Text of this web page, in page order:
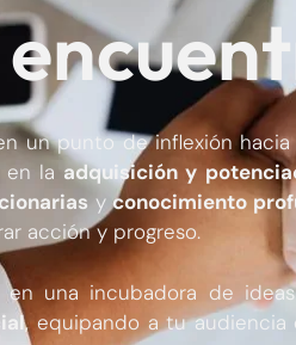
un punto de inflexión hacia
en la adquisición y
y conocimiento
acción y progreso.
en una incubadora de
, equipando a tu audiencia